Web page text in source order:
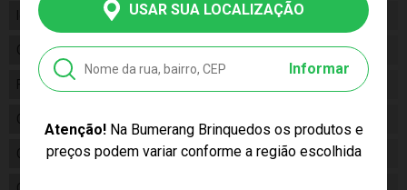
USAR SUA LOCALIZAÇÃO
Informar
Atenção!Na Bumerang Brinquedos os produtos e
preços podem variar conforme a região escolhida
Idade 03+
Gênero Unissex
Fabricante
Código
Código de Barras 7908489403530